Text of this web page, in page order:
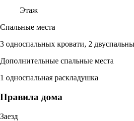
Этаж
Спальные места
3 односпальных кровати, 2
Дополнительные спальные места
1 односпальная раскладушка
Правила дома
Заезд